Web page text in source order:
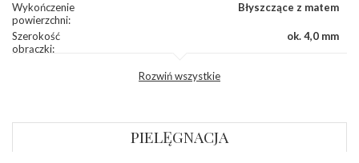
Wykończenie
powierzchni:
Błyszczące z matem
Szerokość
obrączki:
ok. 4,0 mm
Rozwiń wszystkie
PIELĘGNACJA